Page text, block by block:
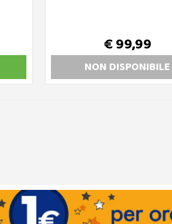
€ 99,99
NON DISPONIBILE